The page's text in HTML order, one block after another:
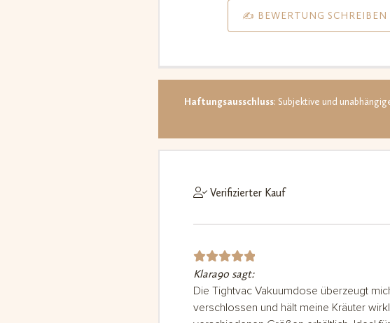
5.00 von
d auf
Kundenb
ewertun
✍️ BEWERTUNG SCHREIBEN
Haftungsausschluss: Subjektive und
Verifizierter Kauf
Bewerte
t mit5
von 5
Klara90 sagt:
Die Tightvac Vakuumdose überzeugt
verschlossen und hält meine Kräuter